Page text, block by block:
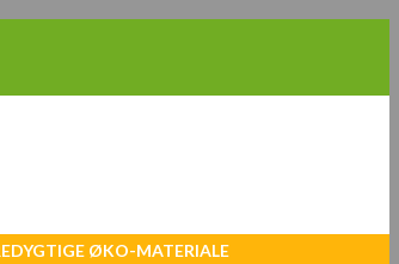
ØKO-MATERIALE